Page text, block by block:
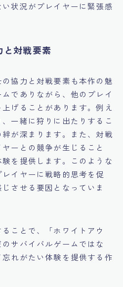
状況がプレイヤーに緊張感
と対戦要素
協力と対戦要素も本作の魅
でありながら、他のプレイ
げることがあります。例え
一緒に狩りに出たりするこ
が深まります。また、対戦
ーとの競争が生じること
を提供します。このような
イヤーに戦略的思考を促
させる要因となっていま
ことで、「ホワイトアウ
サバイバルゲームではな
れがたい体験を提供する作